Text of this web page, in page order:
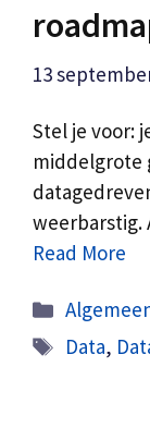
13
Stel je voor:
middelgrote
weerbarstig.
Read More
Tags
Data,